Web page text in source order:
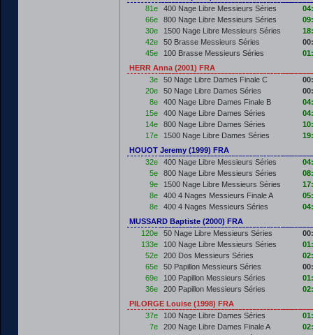
81e
400 Nage Libre Messieurs Séries
66e
800 Nage Libre Messieurs Séries
30e
1500 Nage Libre Messieurs Séries
42e
50 Brasse Messieurs Séries
45e
100 Brasse Messieurs Séries
HERR Anna (2001) FRA
3e
50 Nage Libre Dames Finale C
20e
50 Nage Libre Dames Séries
8e
400 Nage Libre Dames Finale B
15e
400 Nage Libre Dames Séries
14e
800 Nage Libre Dames Séries
17e
1500 Nage Libre Dames Séries
HOUOT Jeremy (1999) FRA
32e
400 Nage Libre Messieurs Séries
5e
800 Nage Libre Messieurs Séries
9e
1500 Nage Libre Messieurs Séries
8e
400 4 Nages Messieurs Finale A
8e
400 4 Nages Messieurs Séries
MUSSARD Baptiste (2000) FRA
120e
50 Nage Libre Messieurs Séries
133e
100 Nage Libre Messieurs Séries
52e
200 Dos Messieurs Séries
65e
50 Papillon Messieurs Séries
69e
100 Papillon Messieurs Séries
36e
200 Papillon Messieurs Séries
PILORGE Louise (1998) FRA
37e
100 Nage Libre Dames Séries
7e
200 Nage Libre Dames Finale A